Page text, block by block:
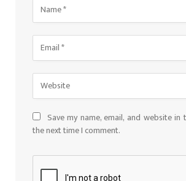
Save my name, email, and website
the next time I comment.